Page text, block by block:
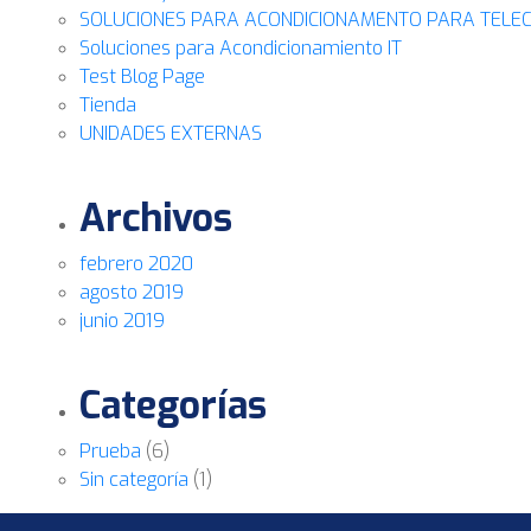
SOLUCIONES PARA ACONDICIONAMENTO PARA
Soluciones para Acondicionamiento IT
Test Blog Page
Tienda
UNIDADES EXTERNAS
Archivos
febrero 2020
agosto 2019
junio 2019
Categorías
Prueba (6)
Sin categoría (1)